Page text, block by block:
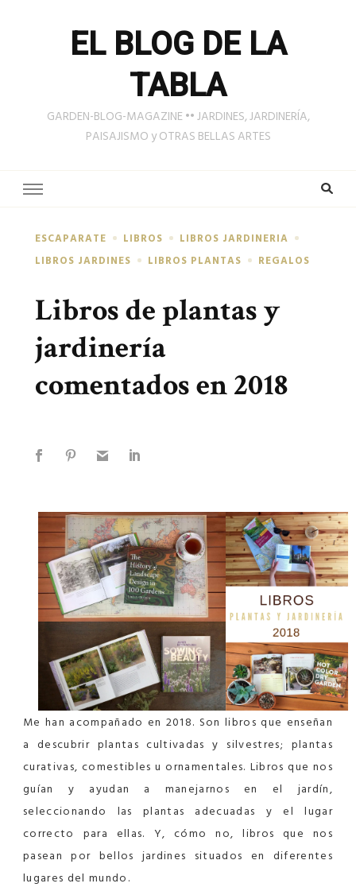
EL BLOG DE LA
TABLA
GARDEN-BLOG-MAGAZINE •• JARDINES, JARDINERÍA,
PAISAJISMO y OTRAS BELLAS ARTES
ESCAPARATE LIBROS
LIBROS JARDINERIA
LIBROS JARDINES
LIBROS PLANTAS REGALOS
Libros de plantas y
jardinería
comentados en 2018
Me han acompañado en 2018. Son libros que enseñan
a descubrir plantas cultivadas y silvestres; plantas
curativas, comestibles u ornamentales. Libros que nos
guían y ayudan a manejarnos en el jardín,
seleccionando las plantas adecuadas y el lugar
correcto para ellas. Y, cómo no, libros que nos
pasean por bellos jardines situados en diferentes
lugares del mundo.